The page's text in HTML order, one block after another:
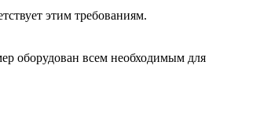
этим требованиям.
оборудован всем необходимым для